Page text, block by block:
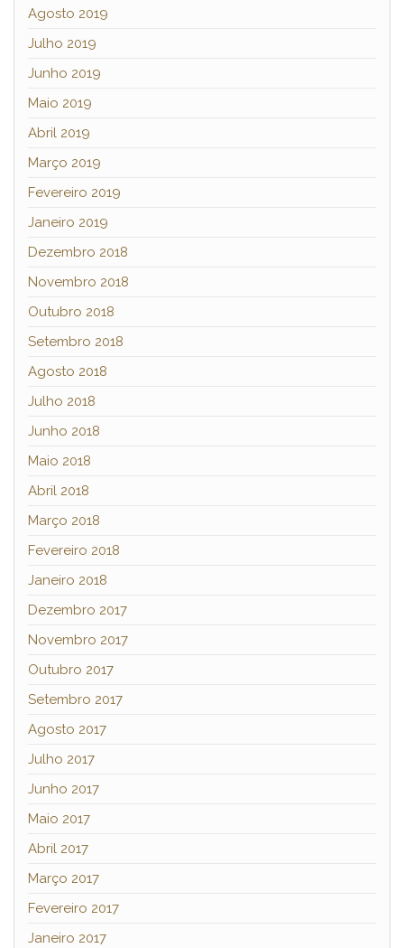
Agosto 2019
Julho 2019
Junho 2019
Maio 2019
Abril 2019
Março 2019
Fevereiro 2019
Janeiro 2019
Dezembro 2018
Novembro 2018
Outubro 2018
Setembro 2018
Agosto 2018
Julho 2018
Junho 2018
Maio 2018
Abril 2018
Março 2018
Fevereiro 2018
Janeiro 2018
Dezembro 2017
Novembro 2017
Outubro 2017
Setembro 2017
Agosto 2017
Julho 2017
Junho 2017
Maio 2017
Abril 2017
Março 2017
Fevereiro 2017
Janeiro 2017